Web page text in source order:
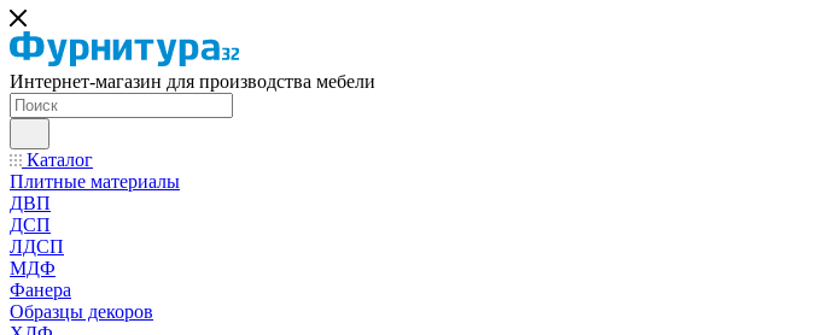
Интернет-магазин для производства мебели
Каталог
Плитные материалы
ДВП
ДСП
ЛДСП
МДФ
Фанера
Образцы декоров